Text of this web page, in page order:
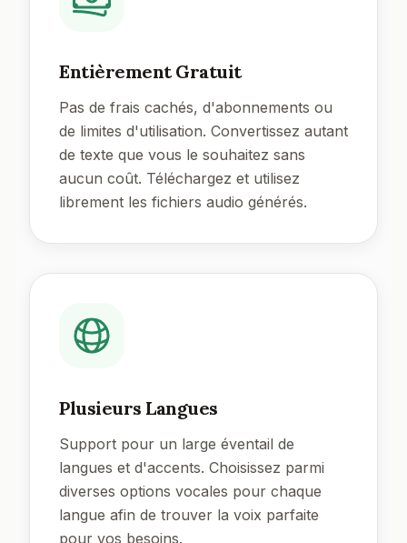
Entièrement Gratuit
Pas de frais cachés, d'abonnements ou
de limites d'utilisation. Convertissez autant
de texte que vous le souhaitez sans
aucun coût. Téléchargez et utilisez
librement les fichiers audio générés.
Plusieurs Langues
Support pour un large éventail de
langues et d'accents. Choisissez parmi
diverses options vocales pour chaque
langue afin de trouver la voix parfaite
pour vos besoins.